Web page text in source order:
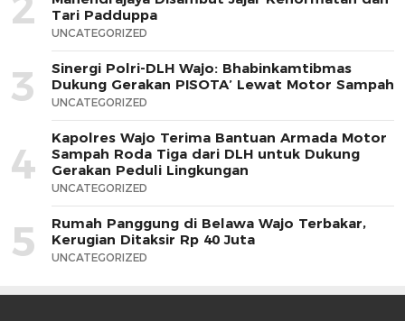
Tari Padduppa
UNCATEGORIZED
3
Sinergi Polri-DLH Wajo: Bhabinkamtibmas
Dukung Gerakan PISOTA’ Lewat Motor Sampah
UNCATEGORIZED
4
Kapolres Wajo Terima Bantuan Armada Motor
Sampah Roda Tiga dari DLH untuk Dukung
Gerakan Peduli Lingkungan
UNCATEGORIZED
5
Rumah Panggung di Belawa Wajo Terbakar,
Kerugian Ditaksir Rp 40 Juta
UNCATEGORIZED